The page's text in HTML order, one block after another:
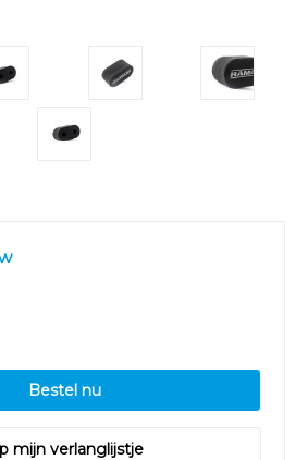
mijn verlanglijstje